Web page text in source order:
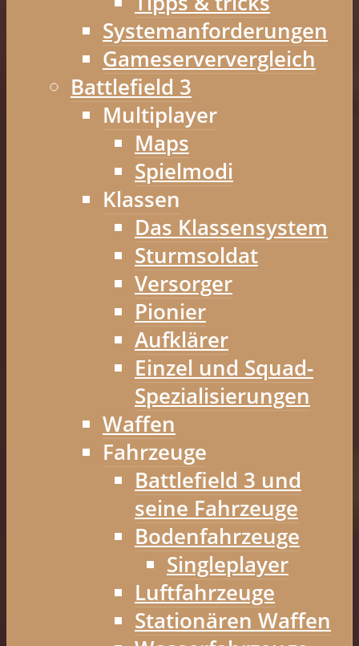
Systemanforderungen
Gameserververgleich
Battlefield 3
Multiplayer
Maps
Spielmodi
Klassen
Das Klassensystem
Sturmsoldat
Versorger
Pionier
Aufklärer
Einzel und Squad-
Spezialisierungen
Waffen
Fahrzeuge
Battlefield 3 und
seine Fahrzeuge
Bodenfahrzeuge
Singleplayer
Luftfahrzeuge
Stationären Waffen